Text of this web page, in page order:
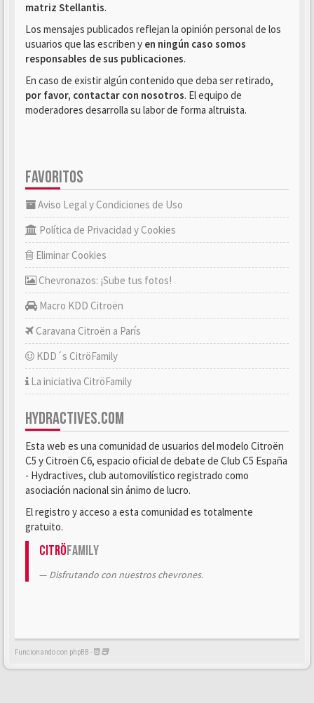
matriz Stellantis.
Los mensajes publicados reflejan la opinión personal de los
usuarios que las escriben y en ningún caso somos
responsables de sus publicaciones.
En caso de existir algún contenido que deba ser retirado,
por favor, contactar con nosotros. El equipo de
moderadores desarrolla su labor de forma altruista.
FAVORITOS
Aviso Legal y Condiciones de Uso
Política de Privacidad y Cookies
Eliminar Cookies
Chevronazos: ¡Sube tus fotos!
Macro KDD Citroën
Caravana Citroën a París
KDD´s CitröFamily
La iniciativa CitröFamily
HYDRACTIVES.COM
Esta web es una comunidad de usuarios del modelo Citroën
C5 y Citroën C6, espacio oficial de debate de Club C5 España
- Hydractives, club automovilístico registrado como
asociación nacional sin ánimo de lucro.
El registro y acceso a esta comunidad es totalmente
gratuito.
CitröFamily
Disfrutando con nuestros chevrones.
Funcionando con phpBB -